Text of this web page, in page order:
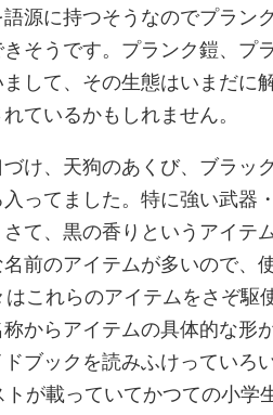
源に持つそうなのでプラン
そうです。プランク鎧、プ
して、その生態はいまだに
ているかもしれません。
け、天狗のあくび、ブラッ
ってました。特に強い武器
て、黒の香りというアイテ
前のアイテムが多いので、
これらのアイテムをさぞ駆
からアイテムの具体的な形
ブックを読みふけっていろ
が載っていてかつての小学